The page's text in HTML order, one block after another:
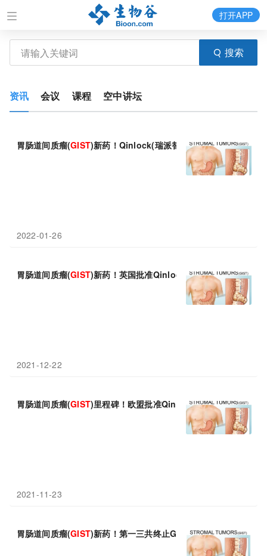
搜索
打开APP
资讯 会议 课程 空中讲坛
胃肠道间质瘤(GIST)新药！Qinlock(瑞派替尼)：伊马替尼经治患
2022-01-26
胃肠道间质瘤(GIST)新药！英国批准Qinlock(瑞派替尼)治疗四线
2021-12-22
胃肠道间质瘤(GIST)里程碑！欧盟批准Qinlock(瑞派替尼)：首个
2021-11-23
胃肠道间质瘤(GIST)新药！第一三共终止GPR20靶向ADC药物